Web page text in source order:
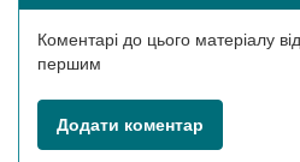
Коментарі до цього матеріалу
першим
Додати коментар